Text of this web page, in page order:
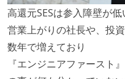
ながら、納期または
で行う
プロダクトの開発言
成技術は、基本的に
高還元SESは参入障壁が低
営業上がりの社長や、投
数年で増えており
『エンジニアファースト